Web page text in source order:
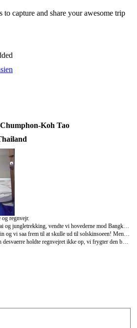
Koh Tao
regnvejr.
Faergen vi skulle sejle med var fin og vi saa frem til at skulle ud til solskinsoeen! Men turen blev alt andet end behagelig.... Der var en del soe, og turen tog 3 timer. Vi saa den ene efter den anden maatte finde daekket for at kaste morgenmaden op ud over siden, til sidst maette Lotte ogsaa en tur paa daekket dog uden opkast, mens Iben sad og saa ud i horisonten og spiste under daek.
Endelig naaede vi Koh Tao! Men desvaerre holdte regnvejret ikke op, vi frygter den brune farve aldrig naar vores hud. Og efter vi lige fik byttet vaerelset til et hvor det ikke regnede ind og hvor der var et toiletbraedt, er vi nu klar til dykkerkursus!